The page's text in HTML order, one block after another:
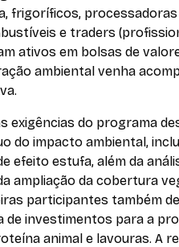
frigoríficos, processadoras
e traders
ativos em bolsas de
ambiental venha
exigências do programa
do impacto ambiental,
efeito estufa, além da
ampliação da cobertura
participantes também
de investimentos para a
animal e lavouras. A